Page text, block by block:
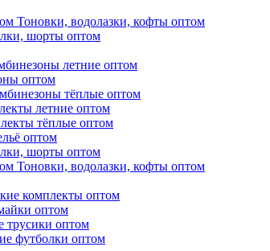
Тоновки, водолазки, кофты оптом
шорты оптом
летние оптом
оптом
тёплые оптом
летние оптом
тёплые оптом
оптом
шорты оптом
Тоновки, водолазки, кофты оптом
комплекты оптом
оптом
трусики оптом
футболки оптом